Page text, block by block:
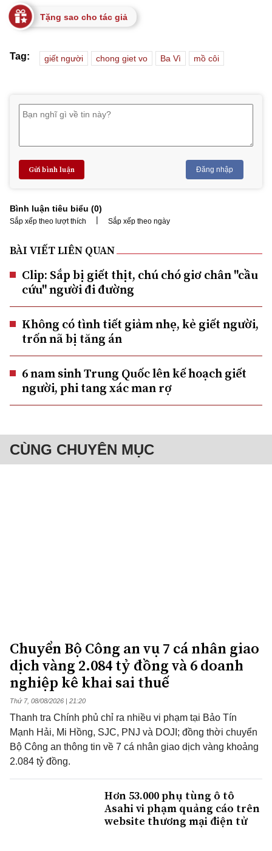
Tặng sao cho tác giả
Tag: giết người chong giet vo Ba Vì mồ côi
Gửi bình luận Đăng nhập
Bình luận tiêu biểu (0)
Sắp xếp theo lượt thích | Sắp xếp theo ngày
BÀI VIẾT LIÊN QUAN
Clip: Sắp bị giết thịt, chú chó giơ chân "cầu
cứu" người đi đường
Không có tình tiết giảm nhẹ, kẻ giết người,
trốn nã bị tăng án
6 nam sinh Trung Quốc lên kế hoạch giết
người, phi tang xác man rợ
CÙNG CHUYÊN MỤC
Chuyển Bộ Công an vụ 7 cá nhân giao
dịch vàng 2.084 tỷ đồng và 6 doanh
nghiệp kê khai sai thuế
Thứ 7, 08/08/2026 | 21:20
Thanh tra Chính phủ chỉ ra nhiều vi phạm tại Bảo Tín
Mạnh Hải, Mi Hồng, SJC, PNJ và DOJI; đồng thời chuyển
Bộ Công an thông tin về 7 cá nhân giao dịch vàng khoảng
2.084 tỷ đồng.
Hơn 53.000 phụ tùng ô tô
Asahi vi phạm quảng cáo trên
website thương mại điện tử